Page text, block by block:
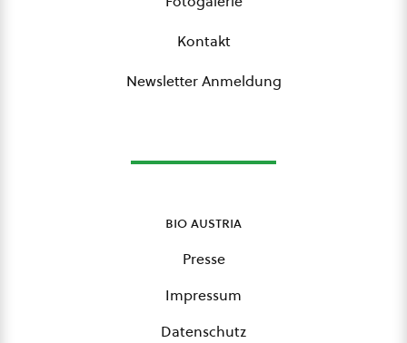
Kontakt
Newsletter Anmeldung
bio austria
Presse
Impressum
Datenschutz